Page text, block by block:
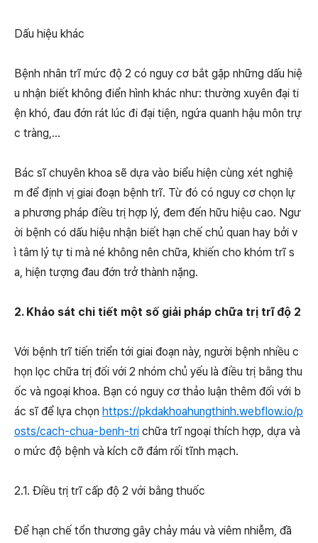
Dấu hiệu khác
Bệnh nhân trĩ mức độ 2 có nguy cơ bắt gặp những dấu hiệ
u nhận biết không điển hình khác như: thường xuyên đại ti
ện khó, đau đớn rát lúc đi đại tiện, ngứa quanh hậu môn trự
c tràng,…
Bác sĩ chuyên khoa sẽ dựa vào biểu hiện cùng xét nghiệ
m để định vị giai đoạn bệnh trĩ. Từ đó có nguy cơ chọn lự
a phương pháp điều trị hợp lý, đem đến hữu hiệu cao. Ngư
ời bệnh có dấu hiệu nhận biết hạn chế chủ quan hay bởi v
ì tâm lý tự ti mà né không nên chữa, khiến cho khóm trĩ s
a, hiện tượng đau đớn trở thành nặng.
2. Khảo sát chi tiết một số giải pháp chữa trị trĩ độ 2
Với bệnh trĩ tiến triển tới giai đoạn này, người bệnh nhiều c
họn lọc chữa trị đối với 2 nhóm chủ yếu là điều trị bằng thu
ốc và ngoại khoa. Bạn có nguy cơ thảo luận thêm đối với b
ác sĩ để lựa chọn https://pkdakhoahungthinh.webflow.io/p
osts/cach-chua-benh-tri chữa trĩ ngoại thích hợp, dựa và
o mức độ bệnh và kích cỡ đám rối tĩnh mạch.
2.1. Điều trị trĩ cấp độ 2 với bằng thuốc
Để hạn chế tổn thương gây chảy máu và viêm nhiễm, đầ